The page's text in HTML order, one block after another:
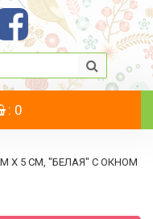
: 0
Х 5 СМ, "БЕЛАЯ" С ОКНОМ